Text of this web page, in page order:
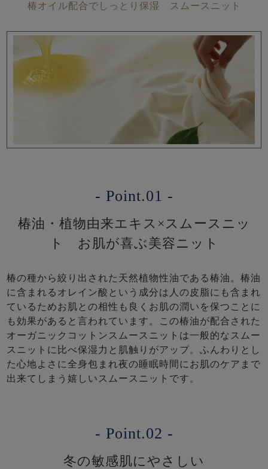
椿オイル配合でしっとり保湿 スムースニット
- Point.01 -
椿油・植物由来エキス×スムースニッ
ト お肌が喜ぶ美容ニット
椿の種から絞り出された天然植物性油である椿油。椿油
に含まれるオレイン酸という成分は人の皮脂にも含まれ
ているためお肌との相性も良くお肌の潤いを保つことに
も効果があると言われています。この椿油が配合された
オーガニックコットンスムースニットは一般的なスムー
スニットに比べ保湿力と肌触りがアップ。ふんわりとし
た心地よさに全身包まれ夜の睡眠時間にお肌のケアまで
出来てしまう嬉しいスムースニットです。
- Point.02 -
冬の敏感肌にやさしい